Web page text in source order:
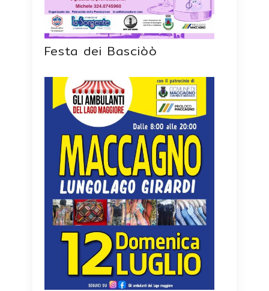
Festa dei Basciòò